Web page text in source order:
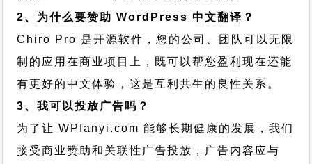
2、为什么要赞助 WordPress 中文翻译？
Chiro Pro 是开源软件，您的公司、团队可以无限
制的应用在商业项目上，既可以帮您盈利现在还能
有更好的中文体验，这是互利共生的良性关系。
3、我可以投放广告吗？
为了让 WPfanyi.com 能够长期健康的发展，我们
接受商业赞助和关联性广告投放，广告内容应与